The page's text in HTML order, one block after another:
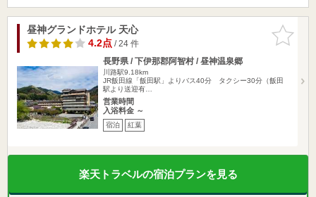
お気に入
りに追加
昼神グランドホテル 天心
4.2点/ 24 件
長野県 / 下伊那郡阿智村 / 昼神温泉郷
川路駅9.18km
JR飯田線「飯田駅」よりバス40分 タクシー30分（飯田
駅より送迎有…
営業時間
入浴料金 ～
宿泊 紅葉
楽天トラベルの宿泊プランを見る